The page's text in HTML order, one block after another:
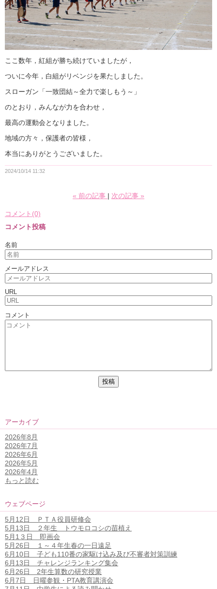
ここ数年，紅組が勝ち続けていましたが，
ついに今年，白組がリベンジを果たしました。
スローガン「一致団結～全力で楽しもう～」
のとおり，みんなが力を合わせ，
最高の運動会となりました。
地域の方々，保護者の皆様，
本当にありがとうございました。
2024/10/14 11:32
« 前の記事 次の記事 »
コメント(0)
コメント投稿
名前
メールアドレス
URL
コメント
アーカイブ
2026年8月
2026年7月
2026年6月
2026年5月
2026年4月
もっと読む
ウェブページ
5月12日 ＰＴＡ役員研修会
5月13日 ２年生 トウモロコシの苗植え
5月1３日 即画会
5月26日 １～４年生春の一日遠足
6月10日 子ども110番の家駆け込み及び不審者対策訓練
6月13日 チャレンジランキング集会
6月26日 2年生算数の研究授業
6月7日 日曜参観・PTA教育講演会